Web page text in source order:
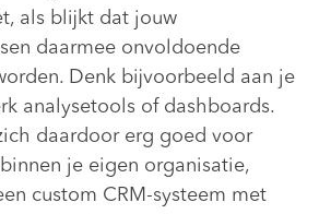
als blijkt dat jouw
daarmee onvoldoende
Denk bijvoorbeeld aan je
analysetools of dashboards.
daardoor erg goed voor
je eigen organisatie,
custom CRM-systeem met